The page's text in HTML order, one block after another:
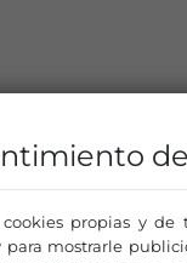
propias y de
para mostrarle